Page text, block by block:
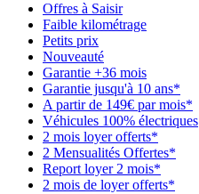
Offres à Saisir
Faible kilométrage
Petits prix
Nouveauté
Garantie +36 mois
Garantie jusqu'à 10 ans*
A partir de 149€ par mois*
Véhicules 100% électriques
2 mois loyer offerts*
2 Mensualités Offertes*
Report loyer 2 mois*
2 mois de loyer offerts*